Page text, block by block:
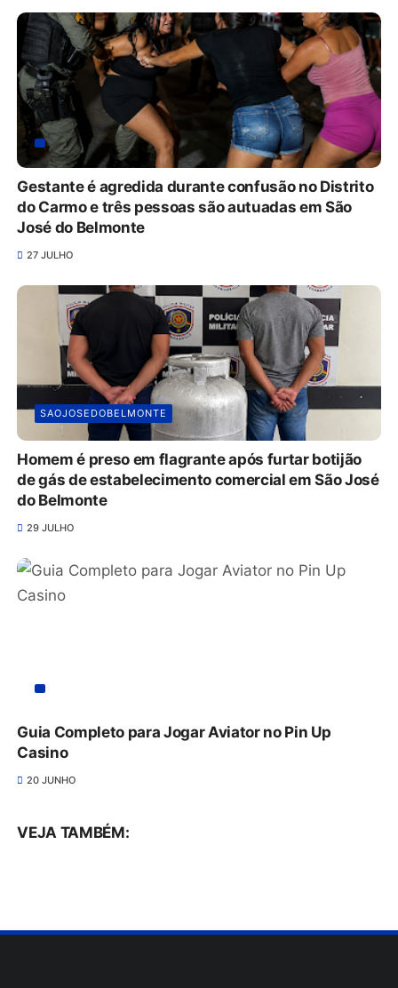
Gestante é agredida durante confusão no Distrito
do Carmo e três pessoas são autuadas em São
José do Belmonte
27 JULHO
SAOJOSEDOBELMONTE
Homem é preso em flagrante após furtar botijão
de gás de estabelecimento comercial em São José
do Belmonte
29 JULHO
Guia Completo para Jogar Aviator no Pin Up
Casino
20 JUNHO
VEJA TAMBÉM: